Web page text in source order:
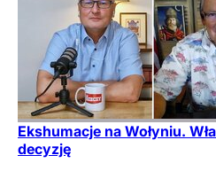
Ekshumacje na Wołyniu.
decyzję